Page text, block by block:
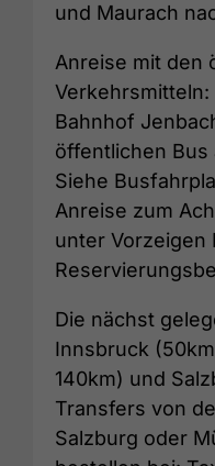
und Maurach
Anreise mit den
Bahnhof
öffentlichen Bus
Siehe
Anreise zum
unter Vorzeigen
Die nächst
Innsbruck
140km) und
Transfers von
Salzburg oder